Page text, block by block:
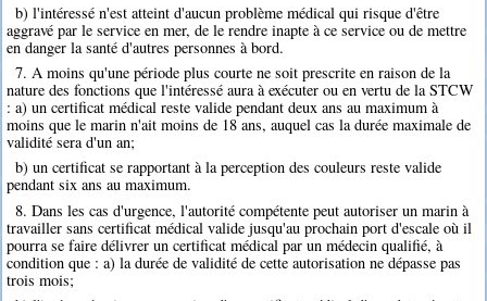
b) l'intéressé n'est atteint d'aucun problème médical qui risque d'être
aggravé par le service en mer, de le rendre inapte à ce service ou de mettre
en danger la santé d'autres personnes à bord.
7. A moins qu'une période plus courte ne soit prescrite en raison de la
nature des fonctions que l'intéressé aura à exécuter ou en vertu de la STCW
: a) un certificat médical reste valide pendant deux ans au maximum à
moins que le marin n'ait moins de 18 ans, auquel cas la durée maximale de
validité sera d'un an;
b) un certificat se rapportant à la perception des couleurs reste valide
pendant six ans au maximum.
8. Dans les cas d'urgence, l'autorité compétente peut autoriser un marin à
travailler sans certificat médical valide jusqu'au prochain port d'escale où il
pourra se faire délivrer un certificat médical par un médecin qualifié, à
condition que : a) la durée de validité de cette autorisation ne dépasse pas
trois mois;